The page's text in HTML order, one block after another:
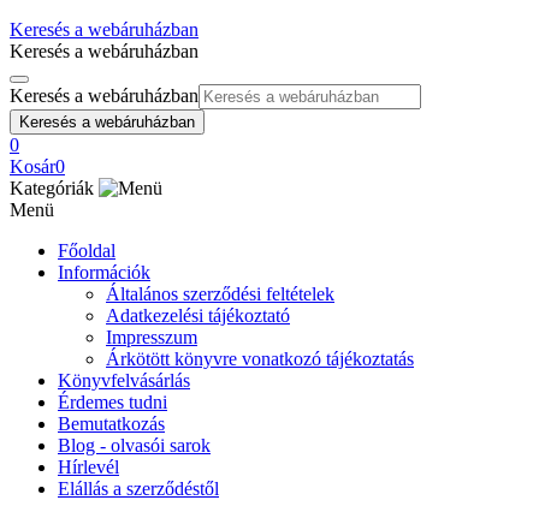
Keresés a webáruházban
Keresés a webáruházban
Keresés a webáruházban
Keresés a webáruházban
0
Kosár0
Kategóriák
Menü
Főoldal
Információk
Általános szerződési feltételek
Adatkezelési tájékoztató
Impresszum
Árkötött könyvre vonatkozó tájékoztatás
Könyvfelvásárlás
Érdemes tudni
Bemutatkozás
Blog - olvasói sarok
Hírlevél
Elállás a szerződéstől